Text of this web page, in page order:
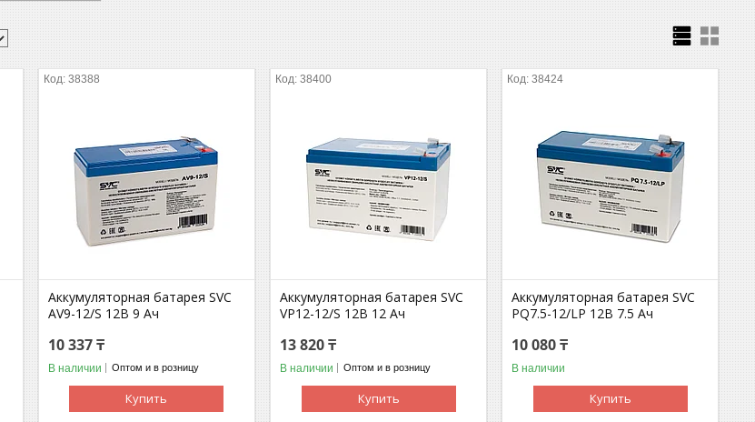
38388
Аккумуляторная батарея SVC
AV9-12/S 12В 9 Ач
10 337 ₸
В наличии Оптом и в розницу
Купить
38400
Аккумуляторная батарея SVC
VP12-12/S 12В 12 Ач
13 820 ₸
В наличии Оптом и в розницу
Купить
38424
Аккумуляторная батарея SVC
PQ7.5-12/LP 12В 7.5 Ач
10 080 ₸
В наличии
Купить